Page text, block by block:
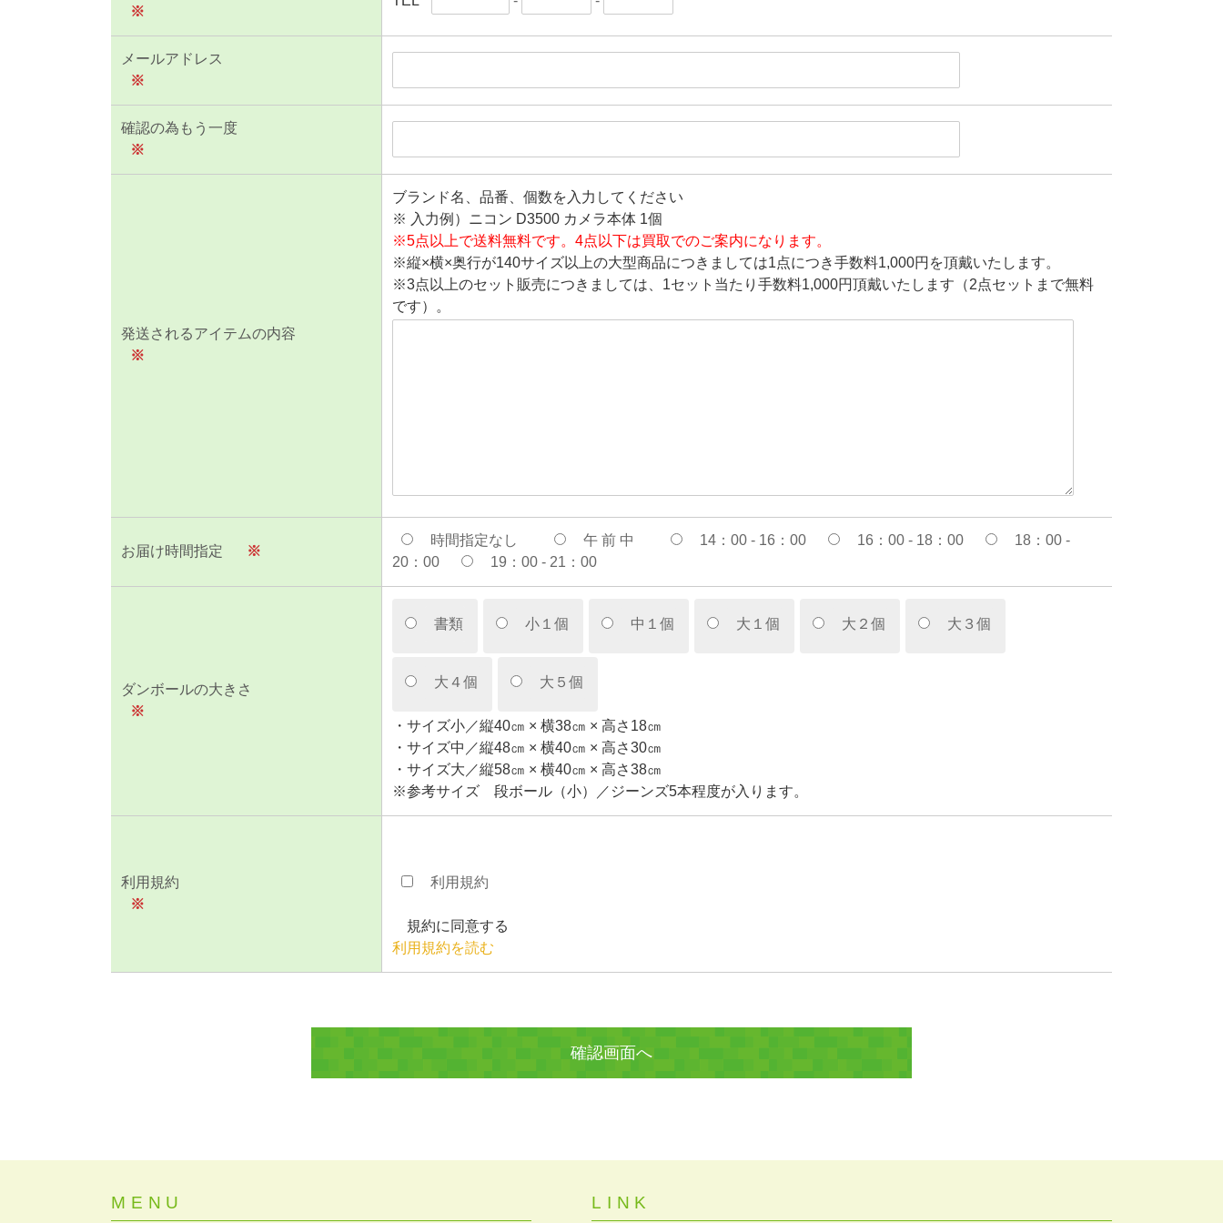
※
メールアドレス
※
確認の為もう一度
※
発送されるアイテムの内容
※
ブランド名、品番、個数を入力してください
※ 入力例）ニコン D3500 カメラ本体 1個
※5点以上で送料無料です。4点以下は買取でのご案内になります。
※縦×横×奥行が140サイズ以上の大型商品につきましては1点につき手数料1,000円を頂戴いたします。
※3点以上のセット販売につきましては、1セット当たり手数料1,000円頂戴いたします（2点セットまで無料
です）。
お届け時間指定 ※
時間指定なし 午 前 中 14：00 - 16：00 16：00 - 18：00
18：00 -
20：00
19：00 - 21：00
ダンボールの大きさ
※
書類 小１個 中１個 大１個 大２個 大３個
大４個 大５個
・サイズ小／縦40㎝ × 横38㎝ × 高さ18㎝
・サイズ中／縦48㎝ × 横40㎝ × 高さ30㎝
・サイズ大／縦58㎝ × 横40㎝ × 高さ38㎝
※参考サイズ 段ボール（小）／ジーンズ5本程度が入ります。
利用規約
※
利用規約
規約に同意する
利用規約を読む
MENU LINK